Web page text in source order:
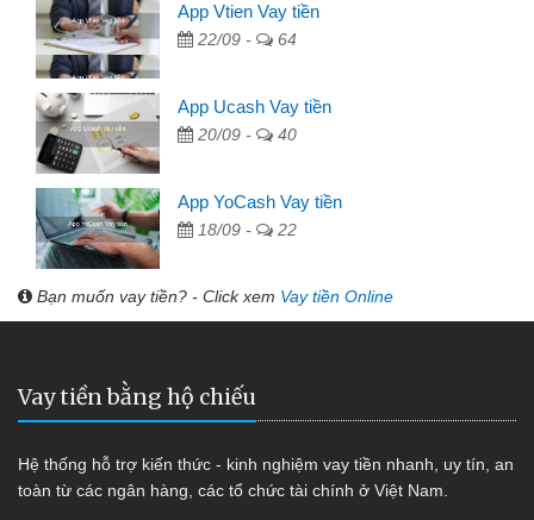
App Vtien Vay tiền
22/09 - 64
App Ucash Vay tiền
20/09 - 40
App YoCash Vay tiền
18/09 - 22
Bạn muốn vay tiền? - Click xem Vay tiền Online
Vay tiền bằng hộ chiếu
Hệ thống hỗ trợ kiến thức - kinh nghiệm vay tiền nhanh, uy tín, an
toàn từ các ngân hàng, các tổ chức tài chính ở Việt Nam.